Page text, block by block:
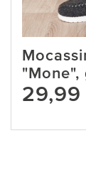
"Mone",
29,99